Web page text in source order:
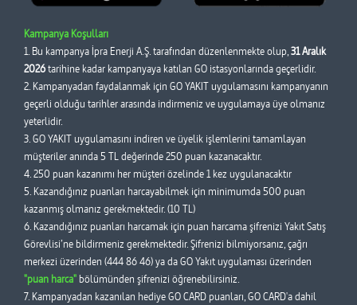
Kampanya Koşulları
1. Bu kampanya İpra Enerji A.Ş. tarafından düzenlenmekte olup, 31 Aralık
2026tarihine kadar kampanyaya katılan GO istasyonlarında geçerlidir.
2. Kampanyadan faydalanmak için GO YAKIT uygulamasını kampanyanın
geçerli olduğu tarihler arasında indirmeniz ve uygulamaya üye olmanız
yeterlidir.
3. GO YAKIT uygulamasını indiren ve üyelik işlemlerini tamamlayan
müşteriler anında 5 TL değerinde 250 puan kazanacaktır.
4. 250 puan kazanımı her müşteri özelinde 1 kez uygulanacaktır
5. Kazandığınız puanları harcayabilmek için minimumda 500 puan
kazanmış olmanız gerekmektedir. (10 TL)
6. Kazandığınız puanları harcamak için puan harcama şifrenizi Yakıt Satış
Görevlisi’ne bildirmeniz gerekmektedir. Şifrenizi bilmiyorsanız, çağrı
merkezi üzerinden (444 86 46) ya da GO Yakıt uygulaması üzerinden
"puan harca" bölümünden şifrenizi öğrenebilirsiniz.
7. Kampanyadan kazanılan hediye GO CARD puanları, GO CARD'a dahil